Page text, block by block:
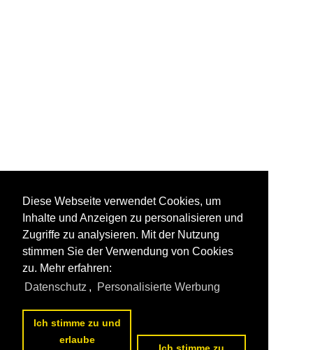
Diese Webseite verwendet Cookies, um
Inhalte und Anzeigen zu personalisieren und
Zugriffe zu analysieren. Mit der Nutzung
stimmen Sie der Verwendung von Cookies
zu. Mehr erfahren:
Datenschutz , Personalisierte Werbung
Ich stimme zu und
erlaube